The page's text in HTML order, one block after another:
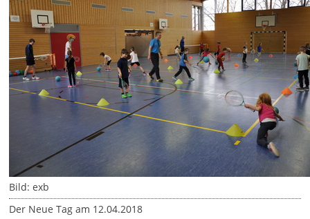
Bild: exb
Der Neue Tag am 12.04.2018